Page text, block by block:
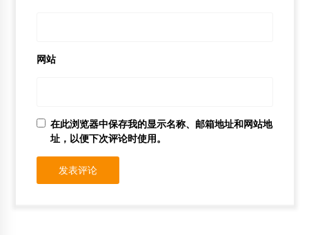
网站
在此浏览器中保存我的显示名称、邮箱地址和网站地
址，以便下次评论时使用。